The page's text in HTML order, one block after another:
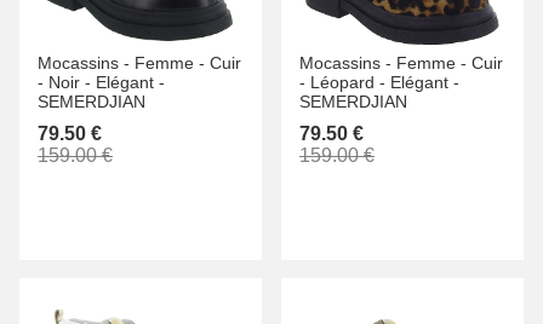
Mocassins - Femme - Cuir
- Noir - Elégant -
SEMERDJIAN
79.50 €
159.00 €
Mocassins - Femme - Cuir
- Léopard - Elégant -
SEMERDJIAN
79.50 €
159.00 €